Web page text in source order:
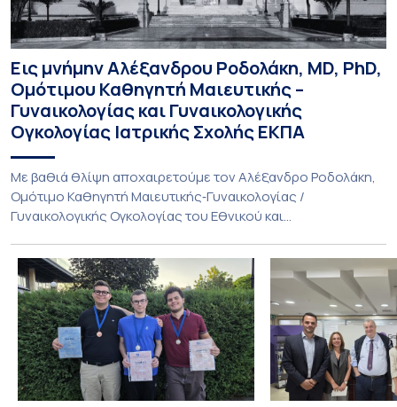
Εις μνήμην Αλέξανδρου Ροδολάκη, MD, PhD,
Ομότιμου Καθηγητή Μαιευτικής –
Γυναικολογίας και Γυναικολογικής
Ογκολογίας Ιατρικής Σχολής ΕΚΠΑ
Με βαθιά θλίψη αποχαιρετούμε τον Αλέξανδρο Ροδολάκη,
Ομότιμο Καθηγητή Μαιευτικής‑Γυναικολογίας /
Γυναικολογικής Ογκολογίας του Εθνικού και
Διευθυντή της Α’ Μαιευτικής και Γυναικολογικής Κλινικής,
στο Νοσοκομείο «Αλεξάνδρα». Η διαδρομή του υπήρξε
συνεχής και ανοδική μέσα στην ίδια Κλινική, την οποία
υπηρέτησε από κάθε θέση: Επιμελητής Β’ Ε.Σ.Υ.
(1997‑2002), Επίκουρος […]